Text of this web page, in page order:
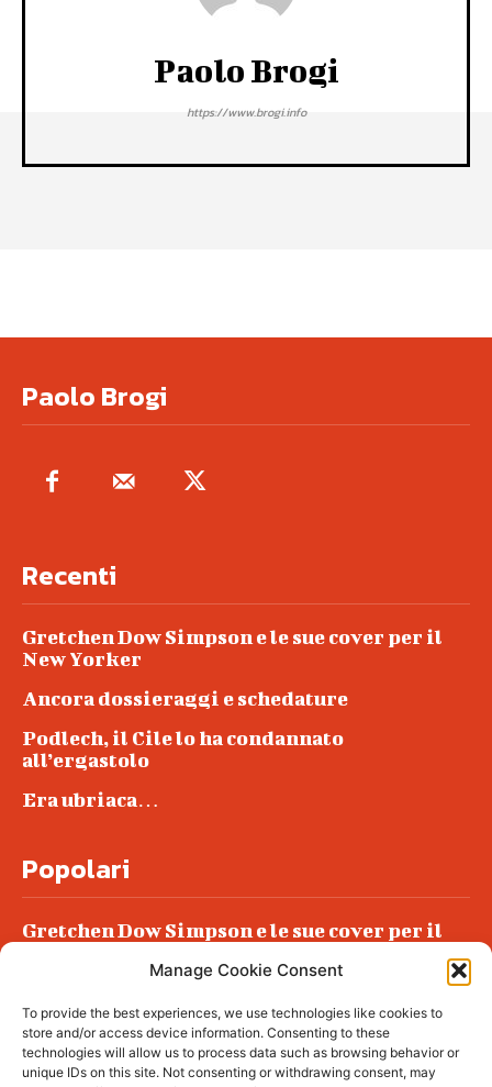
Manage Cookie Consent
To provide the best experiences, we use technologies like cookies to
store and/or access device information. Consenting to these
technologies will allow us to process data such as browsing behavior or
unique IDs on this site. Not consenting or withdrawing consent, may
Paolo Brogi
https://www.brogi.info
Paolo Brogi
Recenti
Gretchen Dow Simpson e le sue cover per il
New Yorker
Ancora dossieraggi e schedature
Podlech, il Cile lo ha condannato
all’ergastolo
Era ubriaca…
Popolari
Gretchen Dow Simpson e le sue cover per il
Podlech, il Cile lo ha condannato
all’ergastolo